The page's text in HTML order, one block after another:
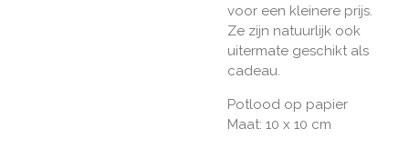
voor een kleinere prijs.
Ze zijn natuurlijk ook
uitermate geschikt als
cadeau.
Potlood op papier
Maat: 10 x 10 cm